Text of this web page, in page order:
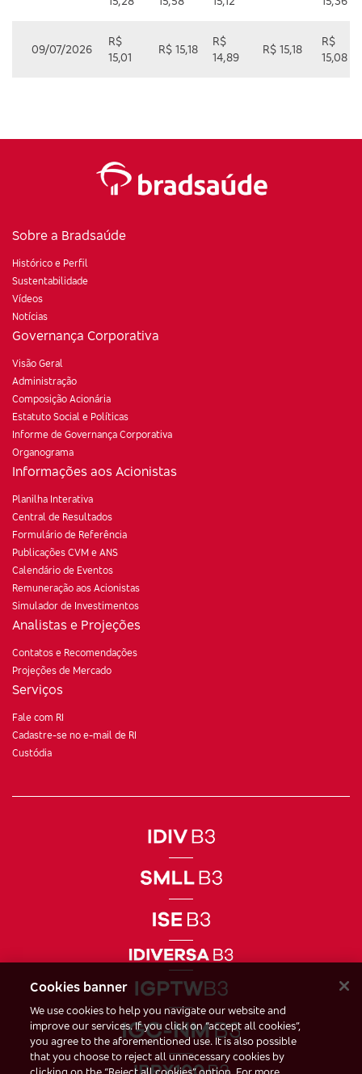
09/07/2026
R$
15,01
R$ 15,18
R$
14,89
R$ 15,18
R$
15,08
Sobre a Bradsaúde
Histórico e Perfil
Sustentabilidade
Vídeos
Notícias
Governança Corporativa
Visão Geral
Administração
Composição Acionária
Estatuto Social e Políticas
Informe de Governança Corporativa
Organograma
Informações aos Acionistas
Planilha Interativa
Central de Resultados
Formulário de Referência
Publicações CVM e ANS
Calendário de Eventos
Remuneração aos Acionistas
Simulador de Investimentos
Analistas e Projeções
Contatos e Recomendações
Projeções de Mercado
Serviços
Fale com RI
Cadastre-se no e-mail de RI
Custódia
Cookies banner
We use cookies to help you navigate our website and
improve our services. If you click on “accept all cookies”,
you agree to the aforementioned use. It is also possible
that you choose to reject all unnecessary cookies by